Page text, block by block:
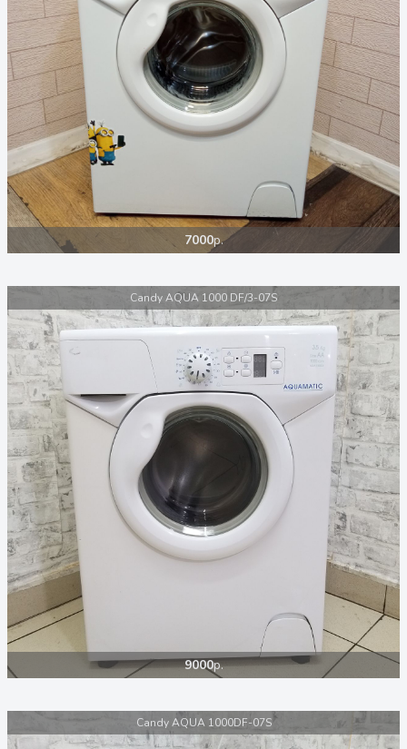
7000р.
Candy AQUA 1000 DF/3-07S
9000р.
Candy AQUA 1000DF-07S